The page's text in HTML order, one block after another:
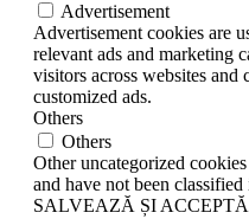
Advertisement
Advertisement cookies are
relevant ads and marketing
visitors across websites
customized ads.
Others
Others
Other uncategorized
and have not been
SALVEAZĂ ȘI ACCEPTĂ